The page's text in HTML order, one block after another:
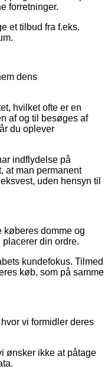
forretninger.
et tilbud fra f.eks.
dens
hvilket ofte er en
af og til besøges af
du oplever
indflydelse på
at man permanent
uden hensyn til
køberes domme og
din ordre.
kundefokus. Tilmed
køb, som på samme
vi formidler deres
ønsker ikke at påtage